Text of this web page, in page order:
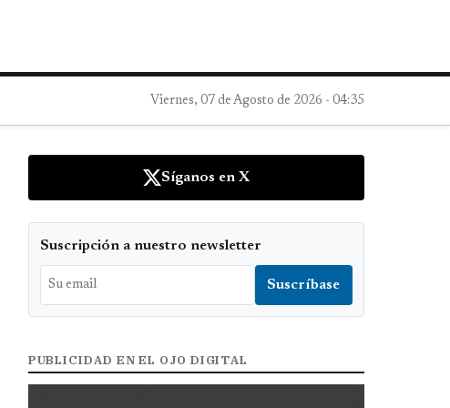
Viernes, 07 de Agosto de 2026 - 04:35
Síganos en X
Suscripción a nuestro newsletter
PUBLICIDAD EN EL OJO DIGITAL